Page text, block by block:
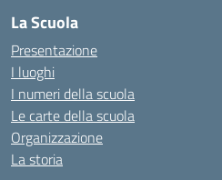
La Scuola
Presentazione
I luoghi
I numeri della scuola
Le carte della scuola
Organizzazione
La storia